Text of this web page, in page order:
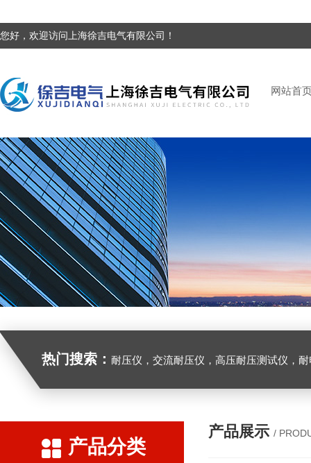
您好，欢迎访问上海徐吉电气有限公司！
网站首
热门搜索： 耐压仪，交流耐压仪，高压耐压测试仪，
产品分类
产品展示 /